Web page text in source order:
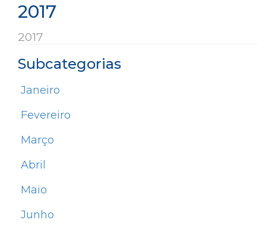
2017
2017
Subcategorias
Janeiro
Fevereiro
Março
Abril
Maio
Junho